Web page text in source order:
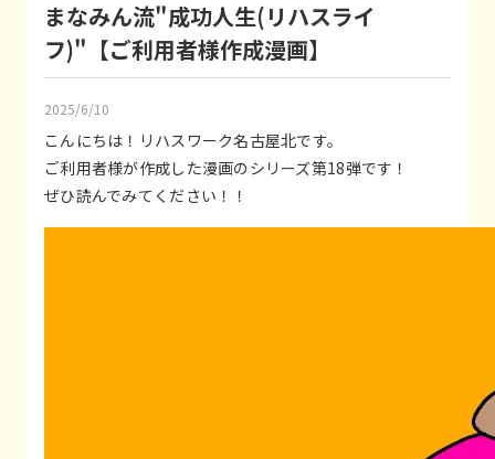
まなみん流"成功人生(リハスライ
フ)"【ご利用者様作成漫画】
2025/6/10
こんにちは！リハスワーク名古屋北です。
ご利用者様が作成した漫画のシリーズ第18弾です！
ぜひ読んでみてください！！